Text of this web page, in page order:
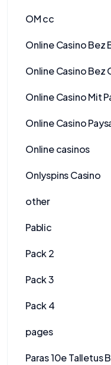
OM cc
Online Casino Bez
Online Casino
Online Casino Mit
Online Casino
Online casinos
Onlyspins Casino
other
Pablic
Pack 2
Pack 3
Pack 4
pages
Paras 10e Talletus